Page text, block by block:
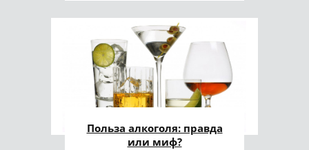
Польза алкоголя: правда
или миф?